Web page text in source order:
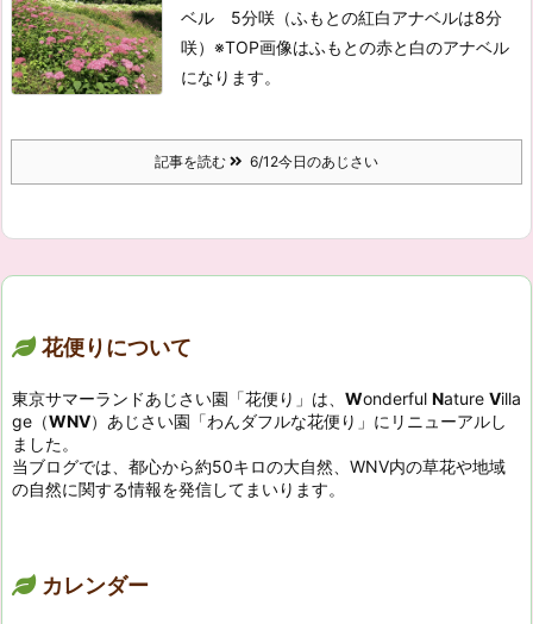
ベル 5分咲（ふもとの紅白アナベルは8分
咲）※TOP画像はふもとの赤と白のアナベル
になります。
記事を読む 6/12今日のあじさい
花便りについて
東京サマーランドあじさい園「花便り」は、 Wonderful Nature Villa
ge（WNV）あじさい園「わんダフルな花便り」にリニューアルし
ました。
当ブログでは、都心から約50キロの大自然、WNV内の草花や地域
の自然に関する情報を発信してまいります。
カレンダー